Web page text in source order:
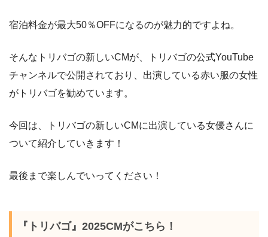
宿泊料金が最大50％OFFになるのが魅力的ですよね。
そんなトリバゴの新しいCMが、トリバゴの公式YouTube
チャンネルで公開されており、出演している赤い服の女性
がトリバゴを勧めています。
今回は、トリバゴの新しいCMに出演している女優さんに
ついて紹介していきます！
最後まで楽しんでいってください！
『トリバゴ』2025CMがこちら！